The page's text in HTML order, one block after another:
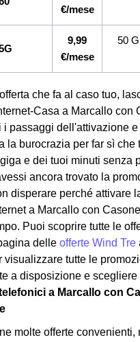
€/mese
9,99
€/mese
50
che fa al caso tuo,
Casa a Marcallo con
i passaggi dell'attivazione e
la burocrazia per far sì che
e dei tuoi minuti senza
ancora trovato la
disperare perché attivare
a Marcallo con
Puoi scoprire tutte le
delle offerte Wind Tre
visualizzare tutte le
a disposizione e scegliere
a Marcallo con
molte offerte convenienti,